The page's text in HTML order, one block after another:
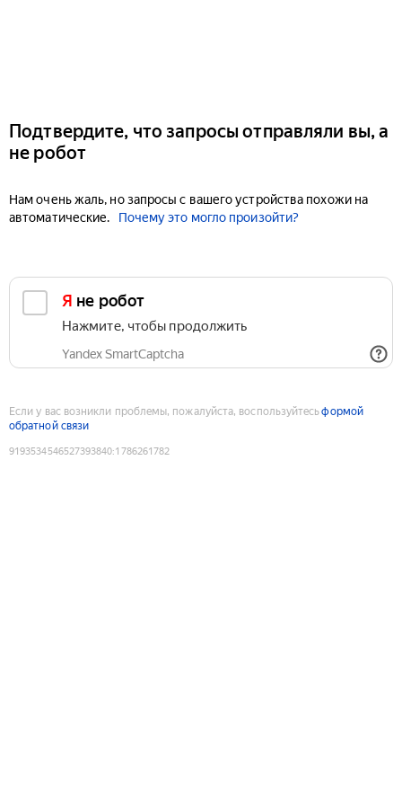
Подтвердите, что запросы отправляли вы, а
не робот
Нам очень жаль, но запросы с вашего устройства похожи на
автоматические.
Почему это могло произойти?
Я не робот
Нажмите, чтобы продолжить
Yandex SmartCaptcha
Если у вас возникли проблемы, пожалуйста, воспользуйтесьформой
обратной связи
9193534546527393840:1786261782